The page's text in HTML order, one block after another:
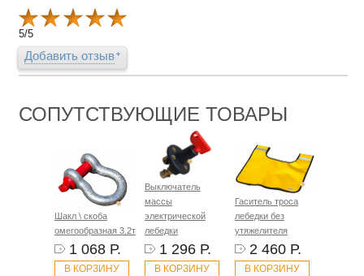
5/5
Добавить отзыв
СОПУТСТВУЮЩИЕ ТОВАРЫ
Шакл \ скоба
омегообразная 3.2т
1 068 Р.
В КОРЗИНУ
Выключатель
массы
электрической
лебедки
1 296 Р.
В КОРЗИНУ
Гаситель троса
лебедки без
утяжелителя
2 460 Р.
В КОРЗИНУ